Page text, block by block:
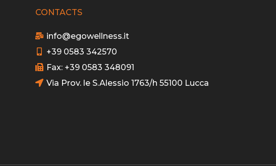
CONTACTS
info@egowellness.it
+39 0583 342570
Fax: +39 0583 348091
Via Prov. le S.Alessio 1763/h 55100 Lucca